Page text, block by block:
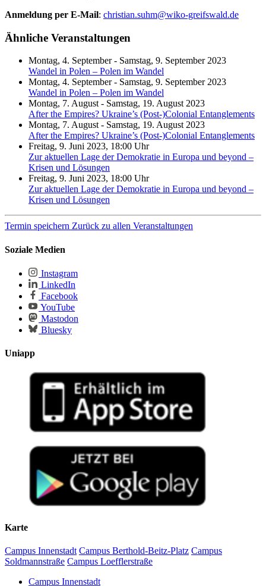
Anmeldung per E-Mail: christian.suhm@wiko-greifswald.de
Ähnliche Veranstaltungen
Montag, 4. September - Samstag, 9. September 2023
Wandel in Polen – Polen im Wandel
Montag, 4. September - Samstag, 9. September 2023
Wandel in Polen – Polen im Wandel
Montag, 7. August - Samstag, 19. August 2023
After the Empires? Ukraine’s (Post-)Colonial Entanglements
Montag, 7. August - Samstag, 19. August 2023
After the Empires? Ukraine’s (Post-)Colonial Entanglements
Freitag, 9. Juni 2023, 18:00 Uhr
Zur aktuellen Lage der Demokratie in Europa und beyond –
Krisen und Lösungen
Freitag, 9. Juni 2023, 18:00 Uhr
Zur aktuellen Lage der Demokratie in Europa und beyond –
Krisen und Lösungen
Termin speichern Zurück zu allen Veranstaltungen
Soziale Medien
Instagram
LinkedIn
Facebook
YouTube
Mastodon
Bluesky
Uniapp
Karte
Campus Innenstadt Campus Berthold-Beitz-Platz Campus
Soldmannstraße Campus Loefflerstraße
Campus Innenstadt